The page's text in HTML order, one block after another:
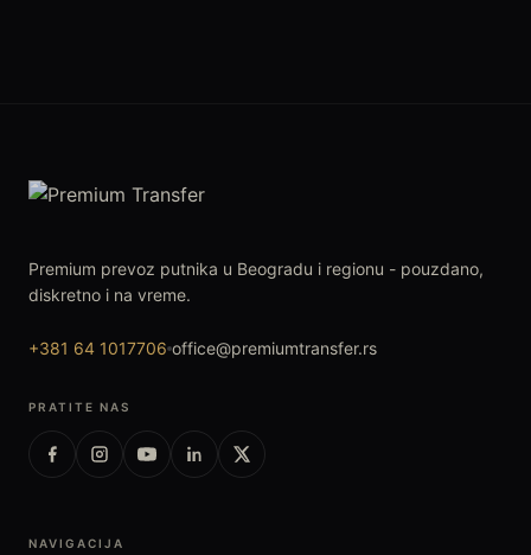
Premium prevoz putnika u Beogradu i regionu - pouzdano,
diskretno i na vreme.
+381 64 1017706 office@premiumtransfer.rs
PRATITE NAS
NAVIGACIJA